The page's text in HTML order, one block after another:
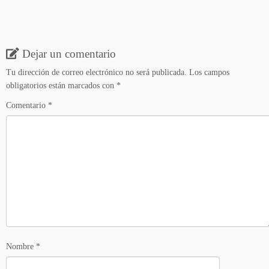
Dejar un comentario
Tu dirección de correo electrónico no será publicada. Los campos
obligatorios están marcados con *
Comentario *
Nombre *